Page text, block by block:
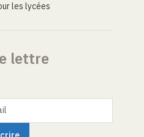
les lycées
lettre